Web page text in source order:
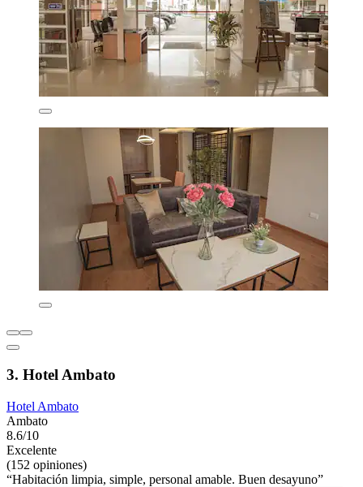
3. Hotel Ambato
Hotel Ambato
Ambato
8.6/10
Excelente
(152 opiniones)
“Habitación limpia, simple, personal amable. Buen desayuno”